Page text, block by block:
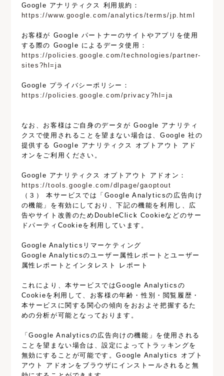
Google アナリティクス 利用規約：
https://www.google.com/analytics/terms/jp.html
お客様が Google パートナーのサイトやアプリを使用
する際の Google によるデータ使用：
https://policies.google.com/technologies/partner-
sites?hl=ja
Google プライバシーポリシー：
https://policies.google.com/privacy?hl=ja
なお、お客様はご自身のデータが Google アナリティ
クスで使用されることを望まない場合は、Google 社の
提供する Google アナリティクス オプトアウト アド
オンをご利用ください。
Google アナリティクス オプトアウト アドオン：
https://tools.google.com/dlpage/gaoptout
（３） 本サービスでは「Google Analyticsの広告向け
の機能」を有効にしており、下記の機能を利用し、広
告やサイト改善のためDoubleClick Cookieなどのサー
ドパーティCookieを利用しています。
Google Analyticsリマーケティング
Google Analyticsのユーザー属性レポートとユーザー
属性レポートとインタレスト レポート
これにより、本サービスではGoogle Analyticsの
Cookieを利用して、お客様の年齢・性別・閲覧履歴・
本サービスに関する関心の傾向をおおよそ把握するた
めの分析が可能となっております。
「Google Analyticsの広告向けの機能」を使用される
ことを望まない場合は、設定によってトラッキングを
無効にすることが可能です。Google Analytics オプト
アウト アドオンをブラウザにインストールされると無